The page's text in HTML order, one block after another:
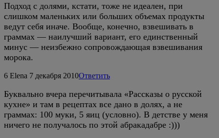
Подход с долями, кстати, тоже не идеален, при
слишком маленьких или больших объемах продукты
ведут себя иначе. Вообще, конечно, взвешивать в
граммах — наилучший вариант, его единственный
минус — неизбежно сопровождающая взвешивания
морока.
6 Elena 7 декабря 2010Ответить
Буквально вчера перечитывала «Рассказы о русской
кухне» и там в рецептах все дано в долях, а не
граммах: 100 муки, 5 яиц (условно). В детстве у меня
ничего не получалось по этой абракадабре :)))